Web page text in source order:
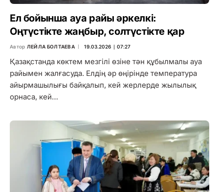
Ел бойынша ауа райы әркелкі:
Оңтүстікте жаңбыр, солтүстікте қар
Автор ЛЕЙЛА БОЛТАЕВА 19.03.2026 ∣ 07:27
Қазақстанда көктем мезгілі өзіне тән құбылмалы ауа
райымен жалғасуда. Елдің әр өңірінде температура
айырмашылығы байқалып, кей жерлерде жылылық
орнаса, кей…